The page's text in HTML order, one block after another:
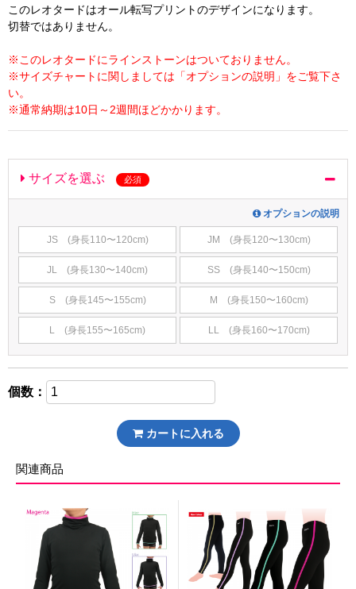
このレオタードはオール転写プリントのデザインになります。
切替ではありません。
※このレオタードにラインストーンはついておりません。
※サイズチャートに関しましては「オプションの説明」をご覧下さ
い。
※通常納期は10日～2週間ほどかかります。
サイズを選ぶ 必須
オプションの説明
JS (身長110〜120cm) JM (身長120〜130cm)
JL (身長130〜140cm) SS (身長140〜150cm)
S (身長145〜155cm) M (身長150〜160cm)
L (身長155〜165cm) LL (身長160〜170cm)
個数：
カートに入れる
関連商品